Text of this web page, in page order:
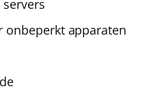
servers
onbeperkt apparaten